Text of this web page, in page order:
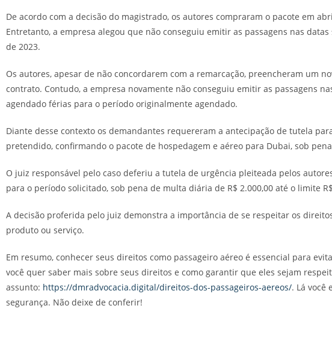
De acordo com a decisão do magistrado, os autores compraram o pacote em
Entretanto, a empresa alegou que não conseguiu emitir as passagens nas
de 2023.
Os autores, apesar de não concordarem com a remarcação, preencheram um
contrato. Contudo, a empresa novamente não conseguiu emitir as passagens
agendado férias para o período originalmente agendado.
Diante desse contexto os demandantes requereram a antecipação de tutela
pretendido, confirmando o pacote de hospedagem e aéreo para Dubai, sob
O juiz responsável pelo caso deferiu a tutela de urgência pleiteada pelos
para o período solicitado, sob pena de multa diária de R$ 2.000,00 até o limite
A decisão proferida pelo juiz demonstra a importância de se respeitar os
produto ou serviço.
Em resumo, conhecer seus direitos como passageiro aéreo é essencial para
você quer saber mais sobre seus direitos e como garantir que eles sejam
assunto: https://dmradvocacia.digital/direitos-dos-passageiros-aereos/. Lá você
segurança. Não deixe de conferir!